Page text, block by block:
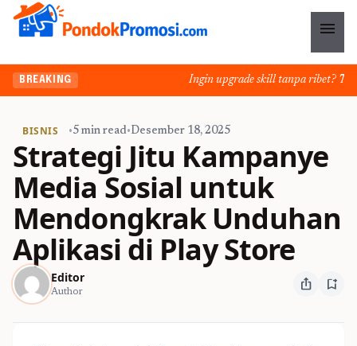
menu
BREAKING Ingin upgrade skill tanpa ribet?
BISNIS •5 min read•Desember 18, 2025
Strategi Jitu Kampanye
Media Sosial untuk
Mendongkrak Unduhan
Aplikasi di Play Store
Editor
Author ios_share bookmark_add